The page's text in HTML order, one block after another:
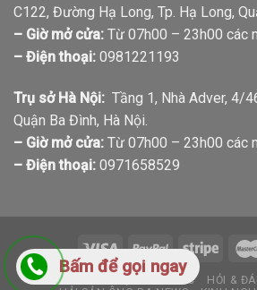
C122, Đường Hạ Long, Tp. Hạ Long,
– Giờ mở cửa: Từ 07h00 – 23h00 các
– Điện thoại: 0981221193
Trụ sở Hà Nội: Tầng 1, Nhà Adver, 4/
Quận Ba Đình, Hà Nội.
– Giờ mở cửa: Từ 07h00 – 23h00 các
– Điện thoại: 0971658529
GIỚI THIỆU TIN TỨC HỎI &
Bấm để gọi ngay